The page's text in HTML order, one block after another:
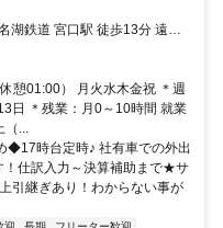
憩01:00） 月火水木金祝 ＊週
日 ＊残業：月0～10時間 就業
（...
◆17時台定時♪ 社有車での外出
！仕訳入力～決算補助まで★サ
引継ぎあり！わからない事が